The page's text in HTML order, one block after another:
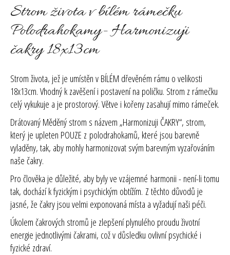
produktu
je
5,0
hvězdiček.
Strom života v bílém rámečku
Polodrahokamy- Harmonizuji
čakry 18x13cm
Strom života, jež je umístěn v BÍLÉM dřevěném rámu o velikosti
18x13cm. Vhodný k zavěšení i postavení na poličku. Strom z rámečku
celý vykukuje a je prostorový. Větve i kořeny zasahují mimo rámeček.
Drátovaný Měděný strom s názvem „Harmonizuji ČAKRY“, strom,
který je upleten POUZE z polodrahokamů, které jsou barevně
vyladěny, tak, aby mohly harmonizovat svým barevným vyzařováním
naše čakry.
Pro člověka je důležité, aby byly ve vzájemné harmonii - není-li tomu
tak, dochází k fyzickým i psychickým obtížím. Z těchto důvodů je
jasné, že čakry jsou velmi exponovaná místa a vyžadují naši péči.
Úkolem čakrových stromů je zlepšení plynulého proudu životní
energie jednotlivými čakrami, což v důsledku ovlivní psychické i
fyzické zdraví.